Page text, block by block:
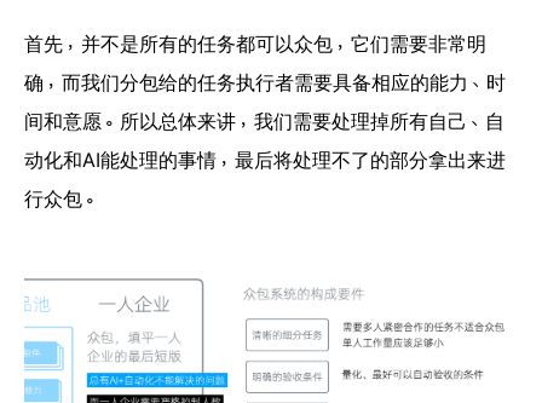
首先，并不是所有的任务都可以众包，它们需要非常明
确，而我们分包给的任务执行者需要具备相应的能力、时
间和意愿。所以总体来讲，我们需要处理掉所有自己、自
动化和AI能处理的事情，最后将处理不了的部分拿出来进
行众包。